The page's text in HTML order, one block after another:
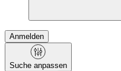
Anmelden
Suche anpassen